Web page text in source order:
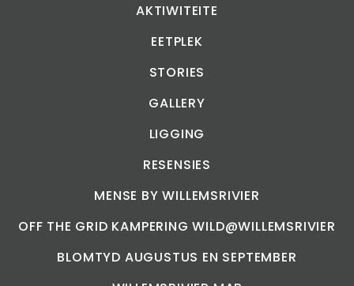
AKTIWITEITE
EETPLEK
STORIES
GALLERY
LIGGING
RESENSIES
MENSE BY WILLEMSRIVIER
OFF THE GRID KAMPERING WILD@WILLEMSRIVIER
BLOMTYD AUGUSTUS EN SEPTEMBER